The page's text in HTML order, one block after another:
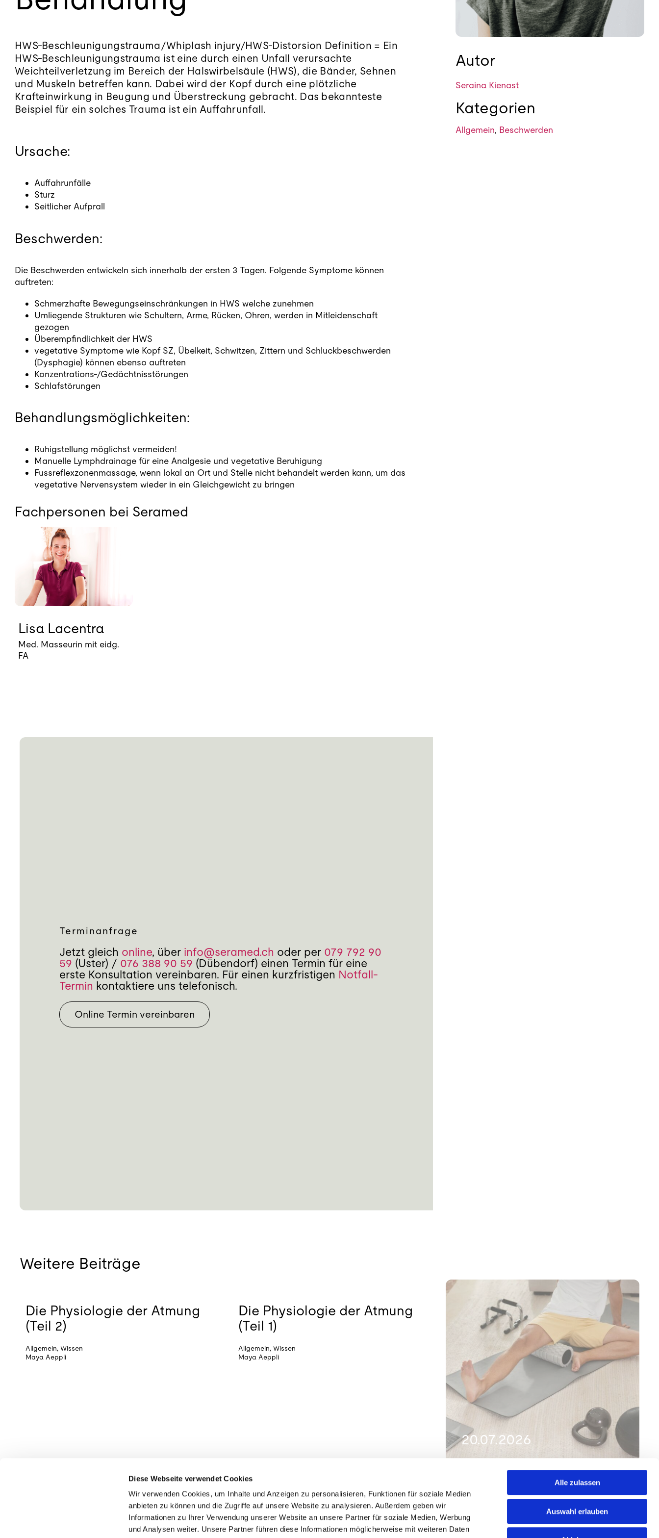
Diese Webseite verwendet Cookies
Wir verwenden Cookies, um Inhalte und Anzeigen zu personalisieren, Funktionen für soziale Medien
anbieten zu können und die Zugriffe auf unsere Website zu analysieren. Außerdem geben wir
Informationen zu Ihrer Verwendung unserer Website an unsere Partner für soziale Medien, Werbung
und Analysen weiter. Unsere Partner führen diese Informationen möglicherweise mit weiteren Daten
Alle zulassen
Auswahl erlauben
HWS-Beschleunigungstrauma/Whiplash injury/HWS-Distorsion Definition = Ein
HWS-Beschleunigungstrauma ist eine durch einen Unfall verursachte
Weichteilverletzung im Bereich der Halswirbelsäule (HWS), die Bänder, Sehnen
und Muskeln betreffen kann. Dabei wird der Kopf durch eine plötzliche
Krafteinwirkung in Beugung und Überstreckung gebracht. Das bekannteste
Beispiel für ein solches Trauma ist ein Auffahrunfall.
Ursache:
Auffahrunfälle
Sturz
Seitlicher Aufprall
Beschwerden:
Die Beschwerden entwickeln sich innerhalb der ersten 3 Tagen. Folgende Symptome können
auftreten:
Schmerzhafte Bewegungseinschränkungen in HWS welche zunehmen
Umliegende Strukturen wie Schultern, Arme, Rücken, Ohren, werden in Mitleidenschaft
gezogen
Überempfindlichkeit der HWS
vegetative Symptome wie Kopf SZ, Übelkeit, Schwitzen, Zittern und Schluckbeschwerden
(Dysphagie) können ebenso auftreten
Konzentrations-/Gedächtnisstörungen
Schlafstörungen
Behandlungsmöglichkeiten:
Ruhigstellung möglichst vermeiden!
Manuelle Lymphdrainage für eine Analgesie und vegetative Beruhigung
Fussreflexzonenmassage, wenn lokal an Ort und Stelle nicht behandelt werden kann, um das
vegetative Nervensystem wieder in ein Gleichgewicht zu bringen
Fachpersonen bei Seramed
Lisa Lacentra
Med. Masseurin mit eidg.
FA
Autor
Seraina Kienast
Kategorien
Allgemein, Beschwerden
Terminanfrage
Jetzt gleich online, über info@seramed.ch oder per 079 792 90
59 (Uster) / 076 388 90 59 (Dübendorf) einen Termin für eine
erste Konsultation vereinbaren. Für einen kurzfristigen Notfall-
Termin kontaktiere uns telefonisch.
Online Termin vereinbaren
Weitere Beiträge
Die Physiologie der Atmung
(Teil 2)
Allgemein, Wissen
Maya Aeppli
Die Physiologie der Atmung
(Teil 1)
Allgemein,Wissen
Maya Aeppli
20.07.2026
Faszienbeschwerden
nachhaltig lösen durch
medizinische Massage